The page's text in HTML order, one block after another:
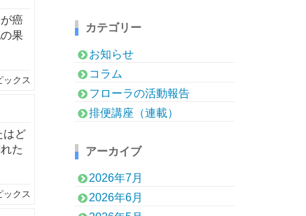
癌
果
ックス
はど
た
ックス
カテゴリー
お知らせ
コラム
フローラの活動報告
排便講座（連載）
アーカイブ
2026年7月
2026年6月